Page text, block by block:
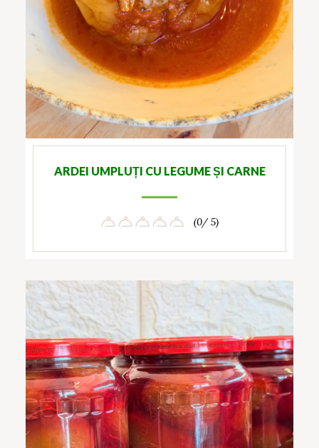
ARDEI UMPLUȚI CU LEGUME ȘI CARNE
(0/ 5)